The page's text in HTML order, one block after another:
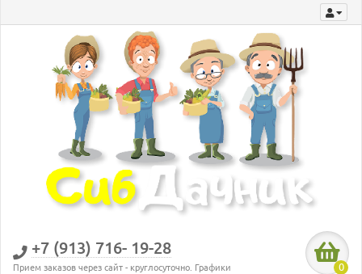
+7 (913) 716- 19-28
Прием заказов через сайт - круглосуточно. Графики
0